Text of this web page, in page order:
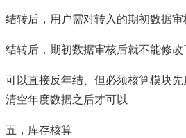
结转后，用户需对转入的期初数据审
结转后，期初数据审核后就不能修改
可以直接反年结、但必须核算模块
清空年度数据之后才可以
五，库存核算